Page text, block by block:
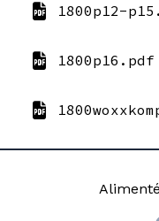
1800p12-
1800p16.pdf